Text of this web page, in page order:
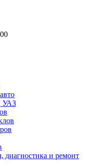
УАЗ
диагностика и ремонт